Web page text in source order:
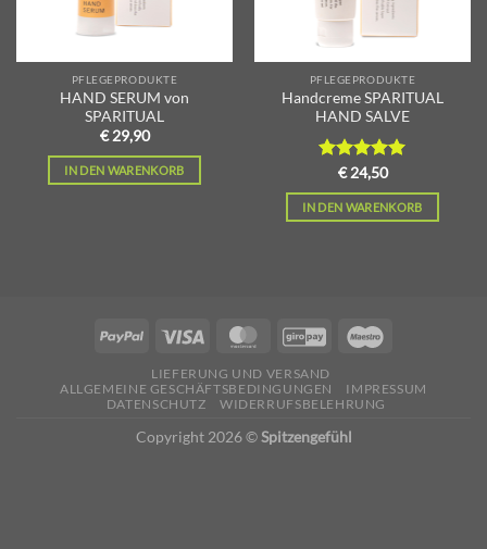
PFLEGEPRODUKTE
HAND SERUM von
SPARITUAL
€ 29,90
IN DEN WARENKORB
PFLEGEPRODUKTE
Handcreme SPARITUAL
HAND SALVE
Bewertet
mit5.00
von 5
€ 24,50
IN DEN WARENKORB
LIEFERUNG UND VERSAND
ALLGEMEINE GESCHÄFTSBEDINGUNGEN
IMPRESSUM
DATENSCHUTZ
WIDERRUFSBELEHRUNG
Copyright 2026 ©Spitzengefühl